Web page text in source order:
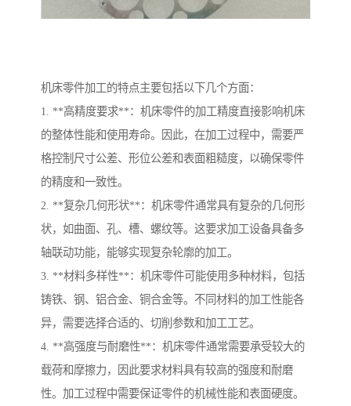
机床零件加工的特点主要包括以下几个方面：
1. **高精度要求**：机床零件的加工精度直接影响机床
的整体性能和使用寿命。因此，在加工过程中，需要严
格控制尺寸公差、形位公差和表面粗糙度，以确保零件
的精度和一致性。
2. **复杂几何形状**：机床零件通常具有复杂的几何形
状，如曲面、孔、槽、螺纹等。这要求加工设备具备多
轴联动功能，能够实现复杂轮廓的加工。
3. **材料多样性**：机床零件可能使用多种材料，包括
铸铁、钢、铝合金、铜合金等。不同材料的加工性能各
异，需要选择合适的、切削参数和加工工艺。
4. **高强度与耐磨性**：机床零件通常需要承受较大的
载荷和摩擦力，因此要求材料具有较高的强度和耐磨
性。加工过程中需要保证零件的机械性能和表面硬度。